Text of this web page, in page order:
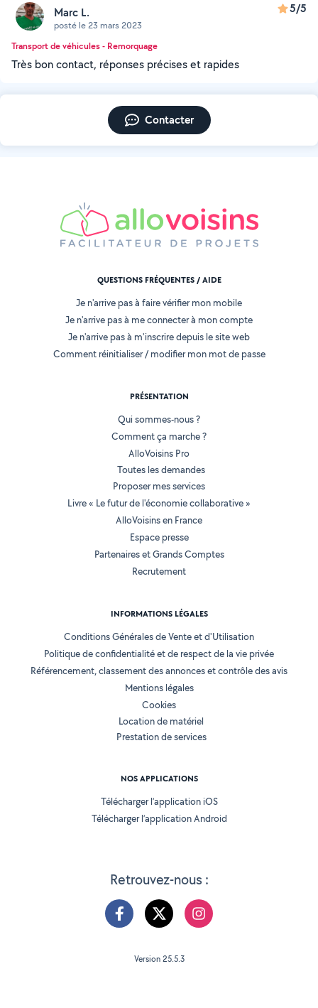
Marc L.
posté le 23 mars 2023
5/5
Transport de véhicules - Remorquage
Très bon contact, réponses précises et rapides
Contacter
Retrouvez-nous :
QUESTIONS FRÉQUENTES / AIDE
Je n'arrive pas à faire vérifier mon mobile
Je n'arrive pas à me connecter à mon compte
Je n'arrive pas à m'inscrire depuis le site web
Comment réinitialiser / modifier mon mot de passe
PRÉSENTATION
Qui sommes-nous ?
Comment ça marche ?
AlloVoisins Pro
Toutes les demandes
Proposer mes services
Livre « Le futur de l'économie collaborative »
AlloVoisins en France
Espace presse
Partenaires et Grands Comptes
Recrutement
INFORMATIONS LÉGALES
Conditions Générales de Vente et d'Utilisation
Politique de confidentialité et de respect de la vie privée
Référencement, classement des annonces et contrôle des avis
Mentions légales
Cookies
Location de matériel
Prestation de services
NOS APPLICATIONS
Télécharger l’application iOS
Télécharger l’application Android
Version 25.5.3